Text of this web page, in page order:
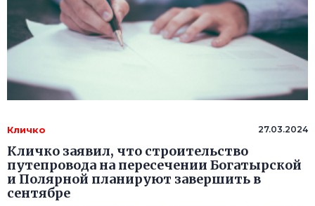
Кличко 27.03.2024
Кличко заявил, что строительство
путепровода на пересечении Богатырской
и Полярной планируют завершить в
сентябре